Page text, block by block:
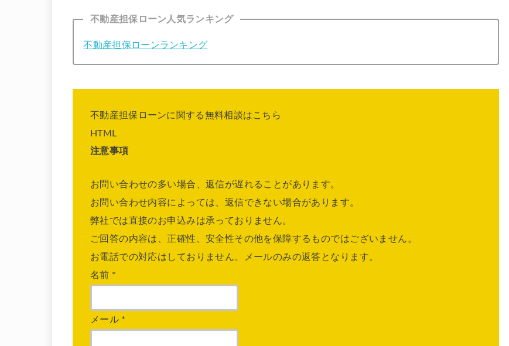
不動産担保ローン人気ランキング
不動産担保ローンランキング
不動産担保ローンに関する無料相談はこちら
HTML
注意事項
お問い合わせの多い場合、返信が遅れることがあります。
お問い合わせ内容によっては、返信できない場合があります。
弊社では直接のお申込みは承っておりません。
ご回答の内容は、正確性、安全性その他を保障するものではございません。
お電話での対応はしておりません。メールのみの返答となります。
名前 *
メール *